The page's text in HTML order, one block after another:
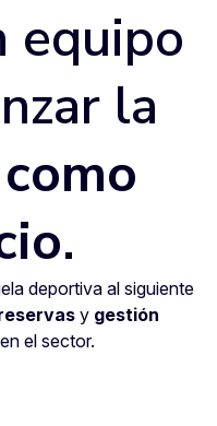
equipo
la
.
deportiva al siguiente
y gestión
el sector.